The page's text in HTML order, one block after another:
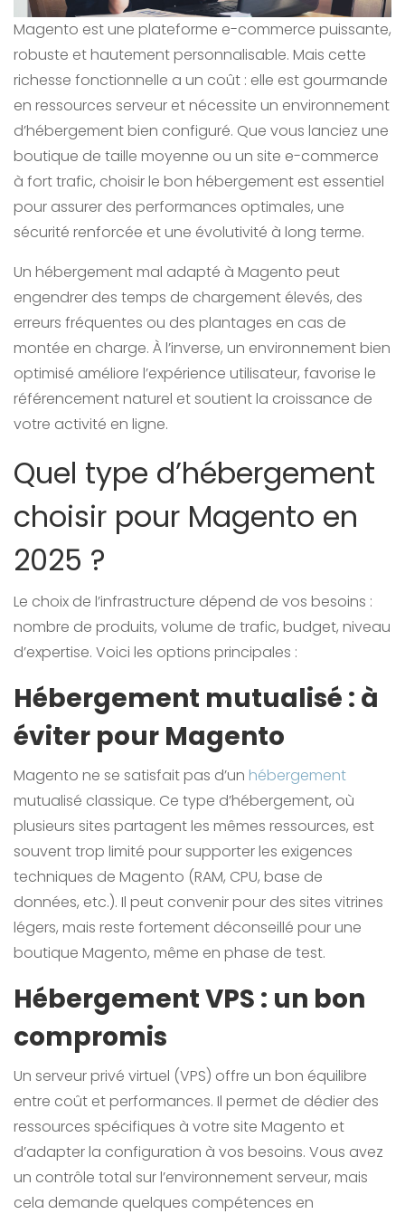
Magento est une plateforme e-commerce puissante,
robuste et hautement personnalisable. Mais cette
richesse fonctionnelle a un coût : elle est gourmande
en ressources serveur et nécessite un environnement
d’hébergement bien configuré. Que vous lanciez une
boutique de taille moyenne ou un site e-commerce
à fort trafic, choisir le bon hébergement est essentiel
pour assurer des performances optimales, une
sécurité renforcée et une évolutivité à long terme.
Un hébergement mal adapté à Magento peut
engendrer des temps de chargement élevés, des
erreurs fréquentes ou des plantages en cas de
montée en charge. À l’inverse, un environnement bien
optimisé améliore l’expérience utilisateur, favorise le
référencement naturel et soutient la croissance de
votre activité en ligne.
Quel type d’hébergement
choisir pour Magento en
2025 ?
Le choix de l’infrastructure dépend de vos besoins :
nombre de produits, volume de trafic, budget, niveau
d’expertise. Voici les options principales :
Hébergement mutualisé : à
éviter pour Magento
Magento ne se satisfait pas d’un hébergement
mutualisé classique. Ce type d’hébergement, où
plusieurs sites partagent les mêmes ressources, est
souvent trop limité pour supporter les exigences
techniques de Magento (RAM, CPU, base de
données, etc.). Il peut convenir pour des sites vitrines
légers, mais reste fortement déconseillé pour une
boutique Magento, même en phase de test.
Hébergement VPS : un bon
compromis
Un serveur privé virtuel (VPS) offre un bon équilibre
entre coût et performances. Il permet de dédier des
ressources spécifiques à votre site Magento et
d’adapter la configuration à vos besoins. Vous avez
un contrôle total sur l’environnement serveur, mais
cela demande quelques compétences en